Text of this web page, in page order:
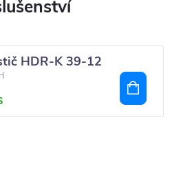
HDR-K 39-12